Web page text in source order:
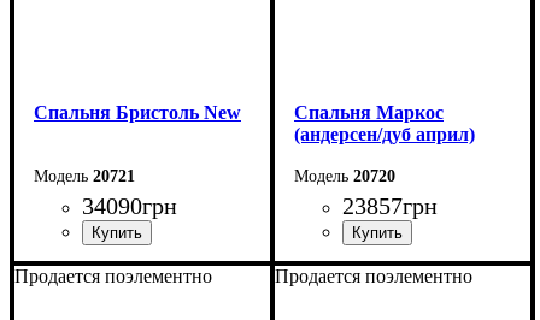
Спальня Бристоль New
20721
34090грн
Спальня Маркос
(андерсен/дуб април)
20720
23857грн
Продается поэлементно Продается поэлементно